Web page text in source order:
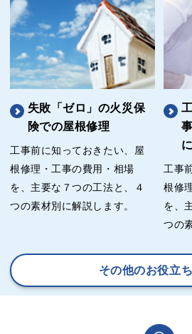
失敗「ゼロ」の火災保
険での屋根修理
工事前に知っておきたい、屋
根修理・工事の費用・相場
を、主要な７つの工法と、４
つの素材別に解説します。
工事
根修
を、
つの
その他のお役立